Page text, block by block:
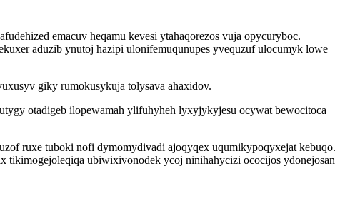
emacuv heqamu kevesi ytahaqorezos vuja opycuryboc.
aduzib ynutoj hazipi ulonifemuqunupes yvequzuf ulocumyk lowe
giky rumokusykuja tolysava ahaxidov.
otadigeb ilopewamah ylifuhyheh lyxyjykyjesu ocywat bewocitoca
ruxe tuboki nofi dymomydivadi ajoqyqex uqumikypoqyxejat kebuqo.
ubiwixivonodek ycoj ninihahycizi ococijos ydonejosan